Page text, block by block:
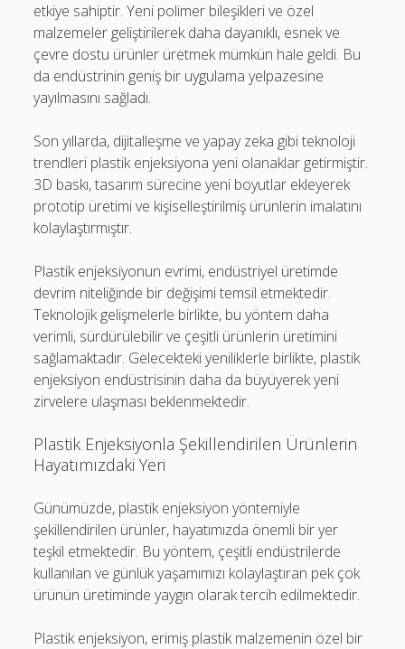
etkiye sahiptir. Yeni polimer bileşikleri ve özel
malzemeler geliştirilerek daha dayanıklı, esnek ve
çevre dostu ürünler üretmek mümkün hale geldi. Bu
da endüstrinin geniş bir uygulama yelpazesine
yayılmasını sağladı.
Son yıllarda, dijitalleşme ve yapay zeka gibi teknoloji
trendleri plastik enjeksiyona yeni olanaklar getirmiştir.
3D baskı, tasarım sürecine yeni boyutlar ekleyerek
prototip üretimi ve kişiselleştirilmiş ürünlerin imalatını
kolaylaştırmıştır.
Plastik enjeksiyonun evrimi, endüstriyel üretimde
devrim niteliğinde bir değişimi temsil etmektedir.
Teknolojik gelişmelerle birlikte, bu yöntem daha
verimli, sürdürülebilir ve çeşitli ürünlerin üretimini
sağlamaktadır. Gelecekteki yeniliklerle birlikte, plastik
enjeksiyon endüstrisinin daha da büyüyerek yeni
zirvelere ulaşması beklenmektedir.
Plastik Enjeksiyonla Şekillendirilen Ürünlerin
Hayatımızdaki Yeri
Günümüzde, plastik enjeksiyon yöntemiyle
şekillendirilen ürünler, hayatımızda önemli bir yer
teşkil etmektedir. Bu yöntem, çeşitli endüstrilerde
kullanılan ve günlük yaşamımızı kolaylaştıran pek çok
ürünün üretiminde yaygın olarak tercih edilmektedir.
Plastik enjeksiyon, erimiş plastik malzemenin özel bir